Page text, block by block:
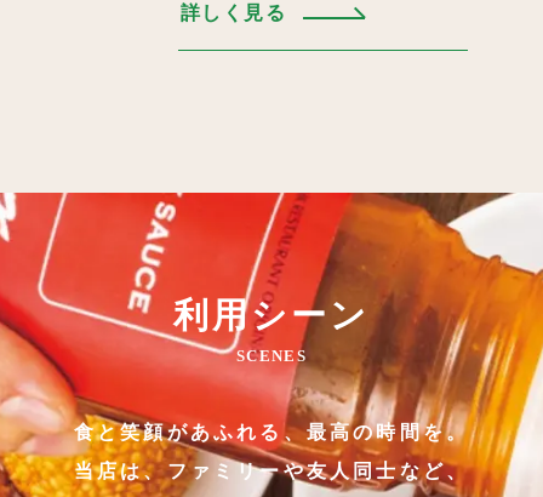
詳しく見る
利用シーン
SCENES
食と笑顔があふれる、最高の時間を。
当店は、ファミリーや友人同士など、